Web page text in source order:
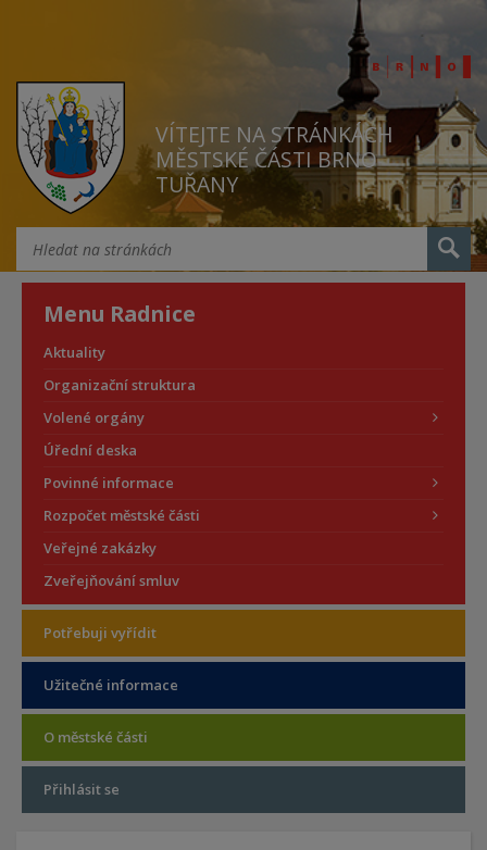
VÍTEJTE NA STRÁNKÁCH
MĚSTSKÉ ČÁSTI BRNO
TUŘANY
Menu Radnice
Aktuality
Organizační struktura
Volené orgány
Úřední deska
Povinné informace
Rozpočet městské části
Veřejné zakázky
Zveřejňování smluv
Potřebuji vyřídit
Užitečné informace
O městské části
Přihlásit se